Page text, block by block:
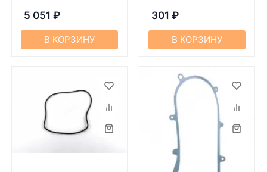
5 051 ₽
В КОРЗИНУ
301 ₽
В КОРЗИНУ